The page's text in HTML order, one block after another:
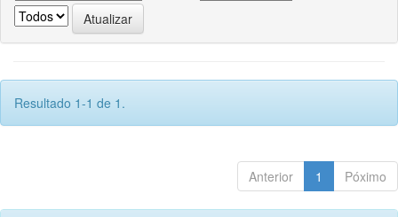
Resultado 1-1 de 1.
Anterior 1 Póximo